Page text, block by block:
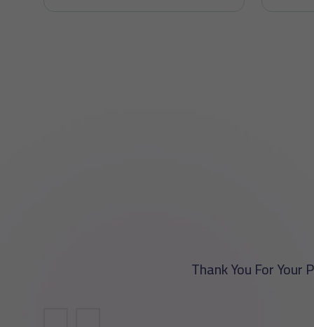
Thank You For